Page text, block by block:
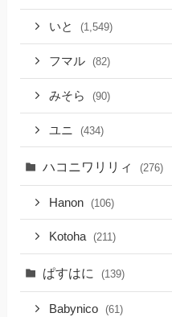
いと (1,549)
フマル (82)
みそら (90)
ユニ (434)
ハコニワリリィ (276)
Hanon (106)
Kotoha (211)
ぱすはに (139)
Babynico (61)